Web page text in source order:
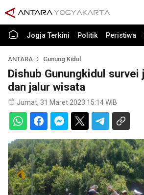
Jogja Terkini Politik Peristiwa
ANTARA Gunung Kidul
Dishub Gunungkidul survei
dan jalur wisata
Jumat, 31 Maret 2023 15:14 WIB